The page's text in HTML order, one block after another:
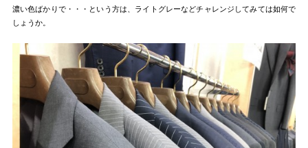
濃い色ばかりで・・・という方は、ライトグレーなどチャレンジしてみては如何で
しょうか。